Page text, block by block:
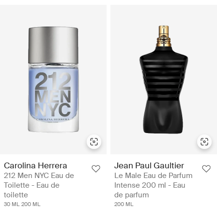
Carolina Herrera
212 Men NYC Eau de
Toilette - Eau de
toilette
30 ML 200 ML
Jean Paul Gaultier
Le Male Eau de Parfum
Intense 200 ml - Eau
de parfum
200 ML